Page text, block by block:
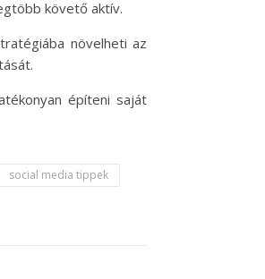
követő aktív.
növelheti az
építeni saját
social media tippek